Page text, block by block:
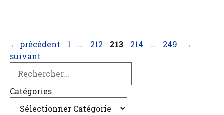
← précédent Page
1 … Page
212 Page
213 Page
214 … Page
249
→
suivant
Search
Catégories